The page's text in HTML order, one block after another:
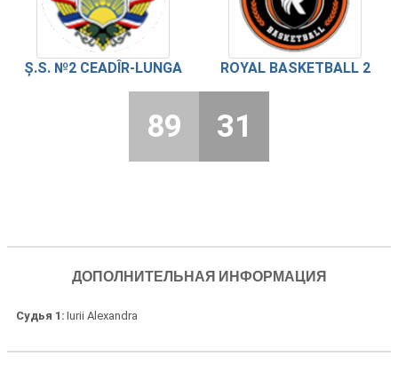
Ș.S. №2 CEADÎR-LUNGA ROYAL BASKETBALL 2
89 31
ДОПОЛНИТЕЛЬНАЯ ИНФОРМАЦИЯ
Судья 1 Iurii Alexandra